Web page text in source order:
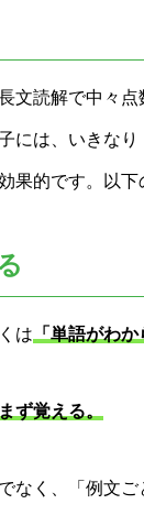
文読解で中々
には、いきな
果的です。以
は 「単語がわか
ず覚える。
なく、「例文